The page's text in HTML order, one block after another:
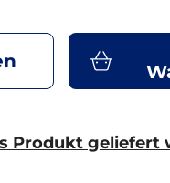
Produkt geliefert